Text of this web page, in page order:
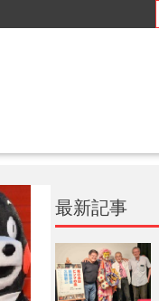
最新記事